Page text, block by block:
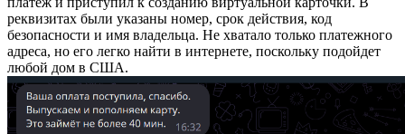
реквизитах были указаны номер, срок действия, код
безопасности и имя владельца. Не хватало только платежного
адреса, но его легко найти в интернете, поскольку подойдет
любой дом в США.